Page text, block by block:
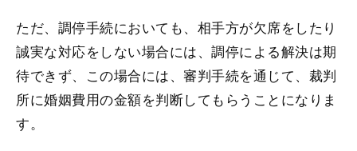
ただ、調停手続においても、相手方が欠席をしたり
誠実な対応をしない場合には、調停による解決は期
待できず、この場合には、審判手続を通じて、裁判
所に婚姻費用の金額を判断してもらうことになりま
す。